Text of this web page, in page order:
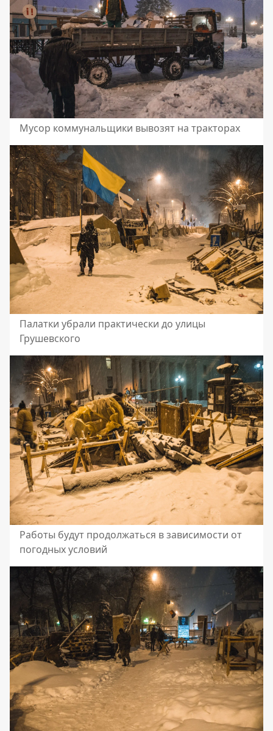
Мусор коммунальщики вывозят на тракторах
Палатки убрали практически до улицы
Грушевского
Работы будут продолжаться в зависимости от
погодных условий